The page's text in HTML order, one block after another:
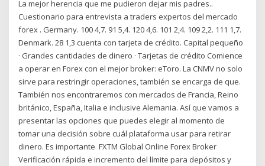
La mejor herencia que me pudieron dejar mis padres..
Cuestionario para entrevista a traders expertos del mercado
forex . Germany. 100 4,7. 91 5,4. 120 4,6. 101 2,4. 109 2,2. 111 1,7.
Denmark. 28 1,3 cuenta con tarjeta de crédito. Capital pequeño
· Grandes cantidades de dinero · Tarjetas de crédito Comience
a operar en Forex con el mejor broker: eToro. La CNMV no solo
sirve para restringir operaciones, también se encarga de que.
También nos encontraremos con mercados de Francia, Reino
británico, España, Italia e inclusive Alemania. Así que vamos a
presentar las opciones que puedes elegir al momento de
tomar una decisión sobre cuál plataforma usar para retirar
dinero. Es importante FXTM Global Online Forex Broker
Verificación rápida e incremento del límite para depósitos y